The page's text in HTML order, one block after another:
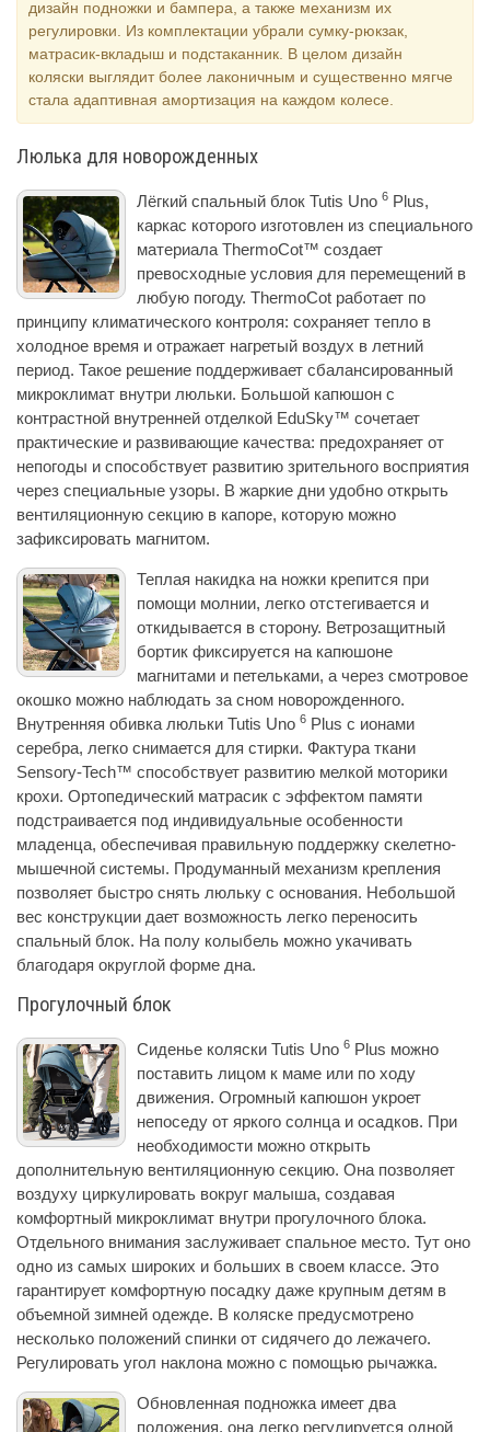
дизайн подножки и бампера, а также механизм их
регулировки. Из комплектации убрали сумку-рюкзак,
матрасик-вкладыш и подстаканник. В целом дизайн
коляски выглядит более лаконичным и существенно мягче
стала адаптивная амортизация на каждом колесе.
Люлька для новорожденных
Лёгкий спальный блок Tutis Uno 6 Plus,
каркас которого изготовлен из специального
материала ThermoCot™ создает
превосходные условия для перемещений в
любую погоду. ThermoCot работает по
принципу климатического контроля: сохраняет тепло в
холодное время и отражает нагретый воздух в летний
период. Такое решение поддерживает сбалансированный
микроклимат внутри люльки. Большой капюшон с
контрастной внутренней отделкой EduSky™ сочетает
практические и развивающие качества: предохраняет от
непогоды и способствует развитию зрительного восприятия
через специальные узоры. В жаркие дни удобно открыть
вентиляционную секцию в капоре, которую можно
зафиксировать магнитом.
Теплая накидка на ножки крепится при
помощи молнии, легко отстегивается и
откидывается в сторону. Ветрозащитный
бортик фиксируется на капюшоне
магнитами и петельками, а через смотровое
окошко можно наблюдать за сном новорожденного.
Внутренняя обивка люльки Tutis Uno 6 Plus с ионами
серебра, легко снимается для стирки. Фактура ткани
Sensory-Tech™ способствует развитию мелкой моторики
крохи. Ортопедический матрасик с эффектом памяти
подстраивается под индивидуальные особенности
младенца, обеспечивая правильную поддержку скелетно-
мышечной системы. Продуманный механизм крепления
позволяет быстро снять люльку с основания. Небольшой
вес конструкции дает возможность легко переносить
спальный блок. На полу колыбель можно укачивать
благодаря округлой форме дна.
Прогулочный блок
Сиденье коляски Tutis Uno 6 Plus можно
поставить лицом к маме или по ходу
движения. Огромный капюшон укроет
непоседу от яркого солнца и осадков. При
необходимости можно открыть
дополнительную вентиляционную секцию. Она позволяет
воздуху циркулировать вокруг малыша, создавая
комфортный микроклимат внутри прогулочного блока.
Отдельного внимания заслуживает спальное место. Тут оно
одно из самых широких и больших в своем классе. Это
гарантирует комфортную посадку даже крупным детям в
объемной зимней одежде. В коляске предусмотрено
несколько положений спинки от сидячего до лежачего.
Регулировать угол наклона можно с помощью рычажка.
Обновленная подножка имеет два
положения, она легко регулируется одной